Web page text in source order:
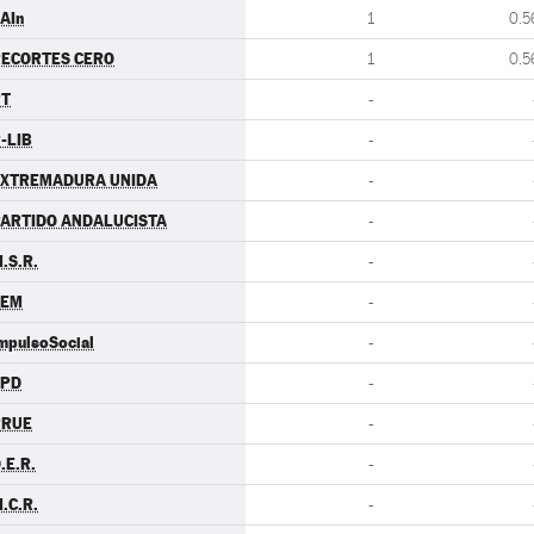
1
CERO 1
-
LIB -
UNIDA -
ANDALUCISTA -
-
-
-
-
-
-
-